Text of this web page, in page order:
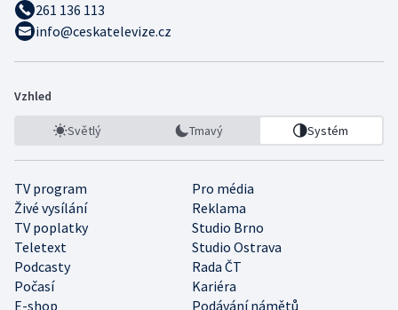
261 136 113
info@ceskatelevize.cz
Vzhled
Světlý Tmavý Systém
TV program
Pro média
Živé vysílání
Reklama
TV poplatky
Studio Brno
Teletext
Studio Ostrava
Podcasty
Rada ČT
Počasí
Kariéra
E-shop
Podávání námětů